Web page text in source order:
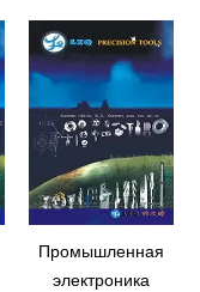
Промышленная
электроника